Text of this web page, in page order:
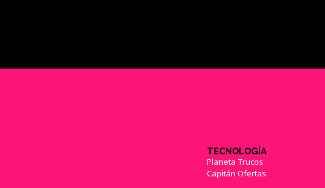
TECNOLOGÍA
Planeta Trucos
Capitán Ofertas